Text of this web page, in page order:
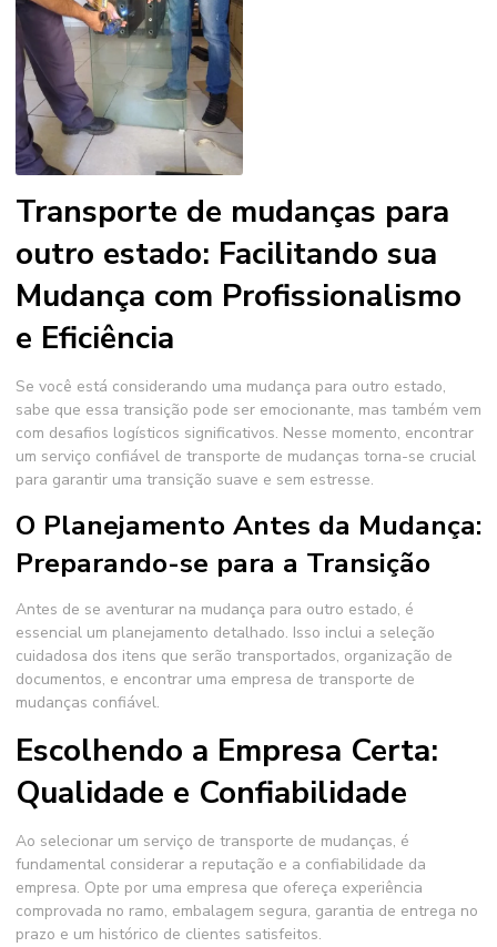
Transporte de mudanças para
outro estado: Facilitando sua
Mudança com Profissionalismo
e Eficiência
Se você está considerando uma mudança para outro estado,
sabe que essa transição pode ser emocionante, mas também vem
com desafios logísticos significativos. Nesse momento, encontrar
um serviço confiável de transporte de mudanças torna-se crucial
para garantir uma transição suave e sem estresse.
O Planejamento Antes da Mudança:
Preparando-se para a Transição
Antes de se aventurar na mudança para outro estado, é
essencial um planejamento detalhado. Isso inclui a seleção
cuidadosa dos itens que serão transportados, organização de
documentos, e encontrar uma empresa de transporte de
mudanças confiável.
Escolhendo a Empresa Certa:
Qualidade e Confiabilidade
Ao selecionar um serviço de transporte de mudanças, é
fundamental considerar a reputação e a confiabilidade da
empresa. Opte por uma empresa que ofereça experiência
comprovada no ramo, embalagem segura, garantia de entrega no
prazo e um histórico de clientes satisfeitos.